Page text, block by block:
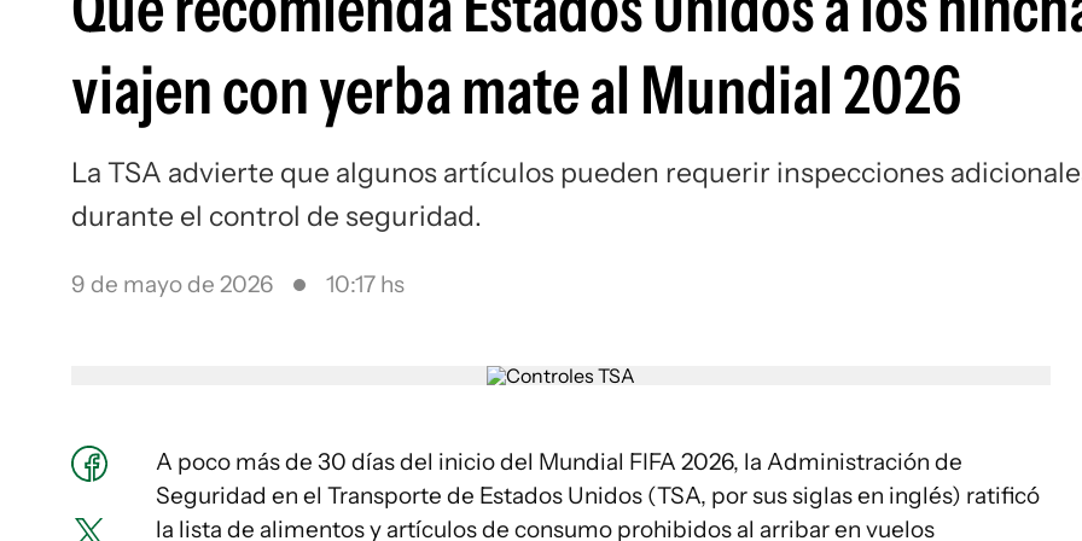
viajen con yerba mate al Mundial 2026
La TSA advierte que algunos artículos pueden requerir inspecciones
durante el control de seguridad.
9 de mayo de 2026 10:17 hs
A poco más de 30 días del inicio del Mundial FIFA 2026, la Administración de
Seguridad en el Transporte de Estados Unidos (TSA, por sus siglas en inglés) ratificó
la lista de alimentos y artículos de consumo prohibidos al arribar en vuelos